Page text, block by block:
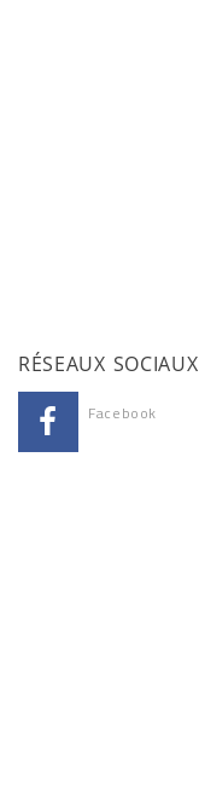
RÉSEAUX SOCIAUX
Facebook